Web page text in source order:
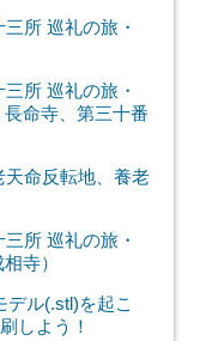
所 巡礼の旅・
所 巡礼の旅・
命寺、第三十番
天命反転地、養老
所 巡礼の旅・
寺）
ル(.stl)を起こ
しよう！